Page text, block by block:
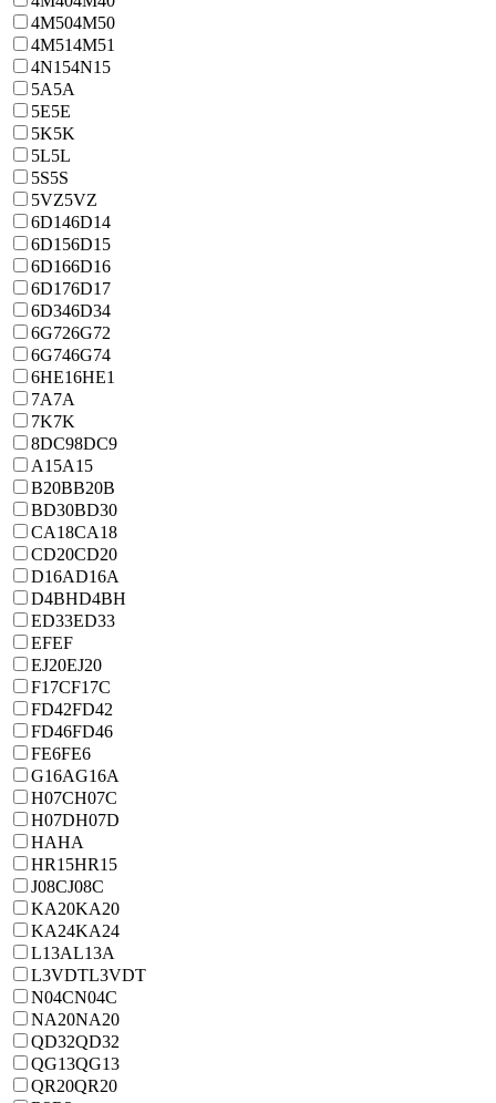
4M504M50
4M514M51
4N154N15
5A5A
5E5E
5K5K
5L5L
5S5S
5VZ5VZ
6D146D14
6D156D15
6D166D16
6D176D17
6D346D34
6G726G72
6G746G74
6HE16HE1
7A7A
7K7K
8DC98DC9
A15A15
B20BB20B
BD30BD30
CA18CA18
CD20CD20
D16AD16A
D4BHD4BH
ED33ED33
EFEF
EJ20EJ20
F17CF17C
FD42FD42
FD46FD46
FE6FE6
G16AG16A
H07CH07C
H07DH07D
HAHA
HR15HR15
J08CJ08C
KA20KA20
KA24KA24
L13AL13A
L3VDTL3VDT
N04CN04C
NA20NA20
QD32QD32
QG13QG13
QR20QR20